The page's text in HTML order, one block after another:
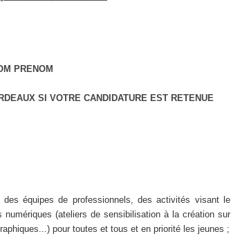
PRENOM
SI VOTRE CANDIDATURE EST RETENUE
équipes de professionnels, des activités visant le
(ateliers de sensibilisation à la création sur
pour toutes et tous et en priorité les jeunes ;